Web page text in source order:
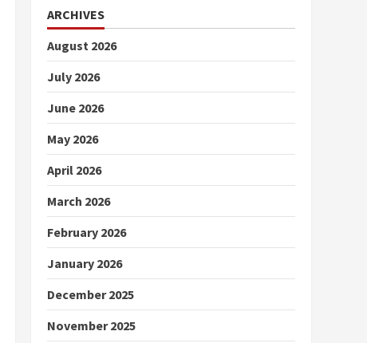
ARCHIVES
August 2026
July 2026
June 2026
May 2026
April 2026
March 2026
February 2026
January 2026
December 2025
November 2025